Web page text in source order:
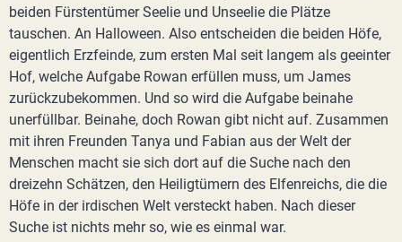
beiden Fürstentümer Seelie und Unseelie die Plätze
tauschen. An Halloween. Also entscheiden die beiden Höfe,
eigentlich Erzfeinde, zum ersten Mal seit langem als geeinter
Hof, welche Aufgabe Rowan erfüllen muss, um James
zurückzubekommen. Und so wird die Aufgabe beinahe
unerfüllbar. Beinahe, doch Rowan gibt nicht auf. Zusammen
mit ihren Freunden Tanya und Fabian aus der Welt der
Menschen macht sie sich dort auf die Suche nach den
dreizehn Schätzen, den Heiligtümern des Elfenreichs, die die
Höfe in der irdischen Welt versteckt haben. Nach dieser
Suche ist nichts mehr so, wie es einmal war.